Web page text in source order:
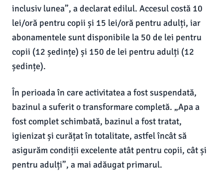
inclusiv lunea”, a declarat edilul. Accesul costă 10
lei/oră pentru copii și 15 lei/oră pentru adulți, iar
abonamentele sunt disponibile la 50 de lei pentru
copii (12 ședințe) și 150 de lei pentru adulți (12
ședințe).
În perioada în care activitatea a fost suspendată,
bazinul a suferit o transformare completă. „Apa a
fost complet schimbată, bazinul a fost tratat,
igienizat și curățat în totalitate, astfel încât să
asigurăm condiții excelente atât pentru copii, cât și
pentru adulți”, a mai adăugat primarul.